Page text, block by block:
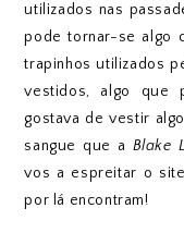
utilizados nas
pode tornar-se algo
trapinhos utilizados
vestidos, algo que
gostava de vestir
sangue que a Blake
vos a espreitar o
por lá encontram!